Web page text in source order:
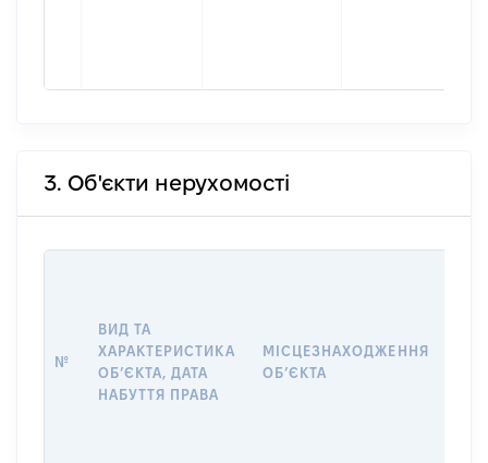
3. Об'єкти нерухомості
№
ВИД ТА
ХАРАКТЕРИСТИКА
ОБʼЄКТА, ДАТА
НАБУТТЯ ПРАВА
МІСЦЕЗНАХОДЖЕННЯ
ОБʼЄКТА